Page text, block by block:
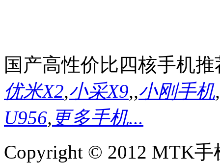
国产高性价比四核手机推
优米X2,小采X9,,小刚手机,
U956, 更多手机...
Copyright © 2012 MTK